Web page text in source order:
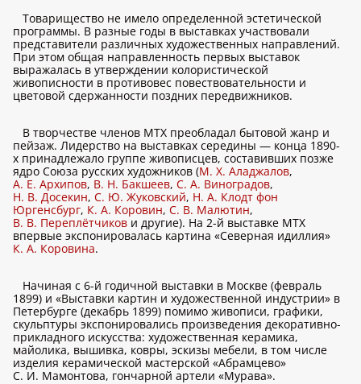
Товарищество не имело определенной эстетической
программы. В разные годы в выставках участвовали
представители различных художественных направлений.
При этом общая направленность первых выставок
выражалась в утверждении колористической
живописности в противовес повествовательности и
цветовой сдержанности поздних передвижников.
В творчестве членов МТХ преобладал бытовой жанр и
пейзаж. Лидерство на выставках середины — конца 1890-
х принадлежало группе живописцев, составивших позже
ядро Союза русских художников (М. Х. Аладжалов,
А. Е. Архипов, В. Н. Бакшеев, С. А. Виноградов,
Н. В. Досекин, С. Ю. Жуковский, Н. А. Клодт фон
Юргенсбург, К. А. Коровин, С. В. Малютин,
В. В. Переплётчиков и другие). На 2-й выставке МТХ
впервые экспонировалась картина «Северная идиллия»
К. А. Коровина.
Начиная с 6-й годичной выставки в Москве (февраль
1899) и «Выставки картин и художественной индустрии» в
Петербурге (декабрь 1899) помимо живописи, графики,
скульптуры экспонировались произведения декоративно-
прикладного искусства: художественная керамика,
майолика, вышивка, ковры, эскизы мебели, в том числе
изделия керамической мастерской «Абрамцево»
С. И. Мамонтова, гончарной артели «Мурава».